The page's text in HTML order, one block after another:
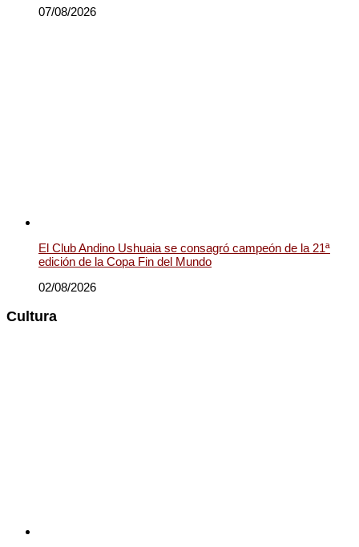
07/08/2026
El Club Andino Ushuaia se consagró campeón de la 21ª
edición de la Copa Fin del Mundo
02/08/2026
Cultura